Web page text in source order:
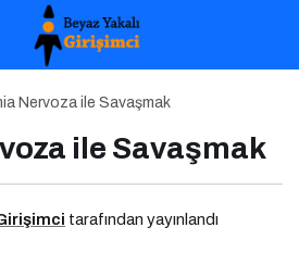
Nervoza ile Savaşmak
ile Savaşmak
tarafından yayınlandı
İyileşmek